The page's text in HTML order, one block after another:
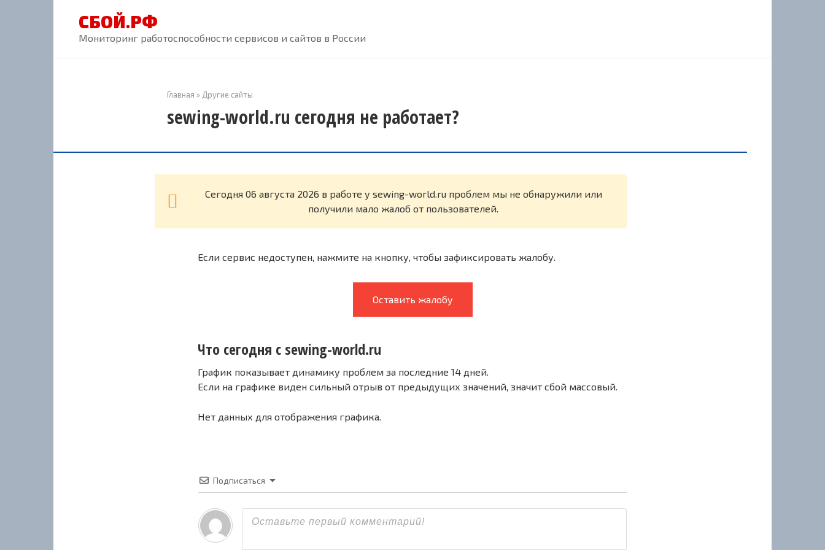
СБОЙ.РФ
Мониторинг работоспособности сервисов и сайтов в России
Главная » Другие сайты
sewing-world.ru сегодня не работает?
Cегодня 06 августа 2026 в работе у sewing-world.ru проблем мы не обнаружили или
получили мало жалоб от пользователей.
Если сервис недоступен, нажмите на кнопку, чтобы зафиксировать жалобу.
Оставить жалобу
Что сегодня с sewing-world.ru
График показывает динамику проблем за последние 14 дней.
Если на графике виден сильный отрыв от предыдущих значений, значит сбой массовый.
Нет данных для отображения графика.
Подписаться